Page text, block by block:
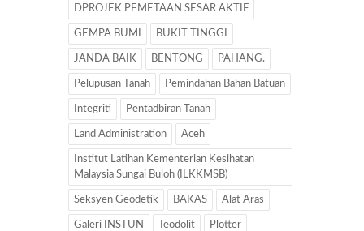
DPROJEK PEMETAAN SESAR AKTIF
GEMPA BUMI BUKIT TINGGI
JANDA BAIK BENTONG PAHANG.
Pelupusan Tanah Pemindahan Bahan Batuan
Integriti Pentadbiran Tanah
Land Administration Aceh
Institut Latihan Kementerian Kesihatan
Malaysia Sungai Buloh (ILKKMSB)
Seksyen Geodetik BAKAS Alat Aras
Galeri INSTUN Teodolit Plotter